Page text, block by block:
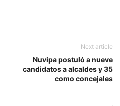
Next article
Nuvipa postuló a nueve
candidatos a alcaldes y 35
como concejales